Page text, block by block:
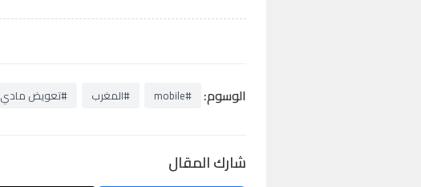
الوسوم: #mobile #المغرب #تعويض مادي
شارك المقال